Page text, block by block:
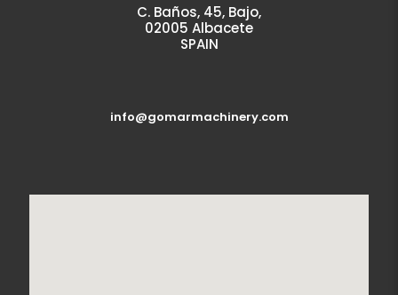
C. Baños, 45, Bajo,
02005 Albacete
SPAIN
info@gomarmachinery.com